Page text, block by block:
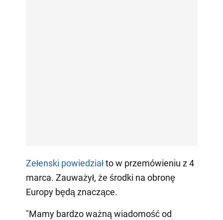
Zełenski powiedziałto w przemówieniu z 4
marca. Zauważył, że środki na obronę
Europy będą znaczące.
"Mamy bardzo ważną wiadomość od